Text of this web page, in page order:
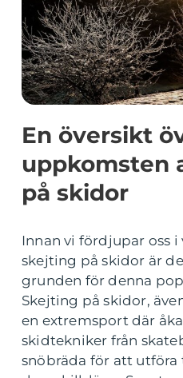
En översikt
uppkomsten
på skidor
Innan vi fördjupar oss
skejting på skidor är
grunden för denna
Skejting på skidor,
en extremsport där
skidtekniker från
snöbräda för att